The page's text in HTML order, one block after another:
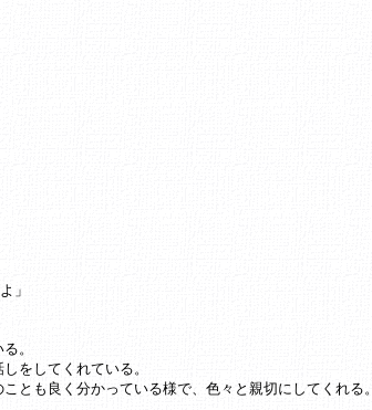
」
。
をしてくれている。
とも良く分かっている様で、色々と親切にしてくれる。